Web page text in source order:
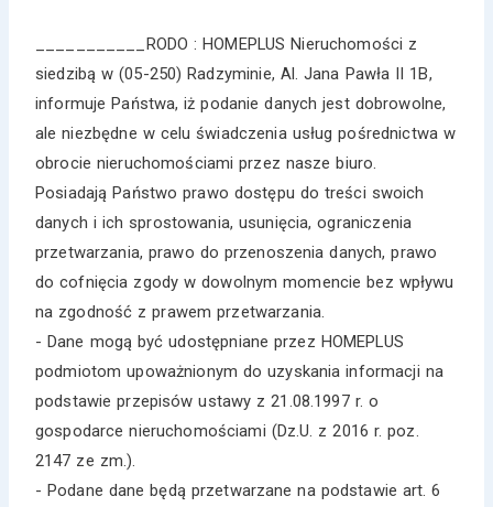
___________RODO : HOMEPLUS Nieruchomości z
siedzibą w (05-250) Radzyminie, Al. Jana Pawła II 1B,
informuje Państwa, iż podanie danych jest dobrowolne,
ale niezbędne w celu świadczenia usług pośrednictwa w
obrocie nieruchomościami przez nasze biuro.
Posiadają Państwo prawo dostępu do treści swoich
danych i ich sprostowania, usunięcia, ograniczenia
przetwarzania, prawo do przenoszenia danych, prawo
do cofnięcia zgody w dowolnym momencie bez wpływu
na zgodność z prawem przetwarzania.
- Dane mogą być udostępniane przez HOMEPLUS
podmiotom upoważnionym do uzyskania informacji na
podstawie przepisów ustawy z 21.08.1997 r. o
gospodarce nieruchomościami (Dz.U. z 2016 r. poz.
2147 ze zm.).
- Podane dane będą przetwarzane na podstawie art. 6